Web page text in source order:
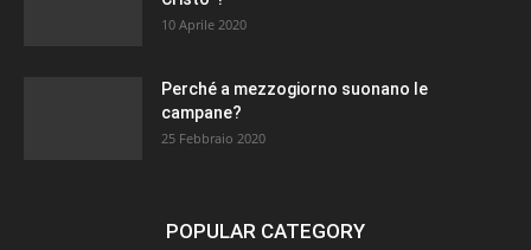
10 Aprile 2020
Perché a mezzogiorno suonano le
campane?
25 Febbraio 2020
POPULAR CATEGORY